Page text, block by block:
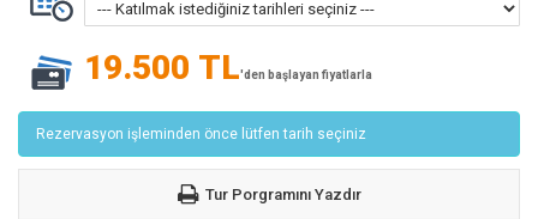
19.500 TL'den başlayan fiyatlarla
Rezervasyon işleminden önce lütfen tarih seçiniz
Tur Porgramını Yazdır